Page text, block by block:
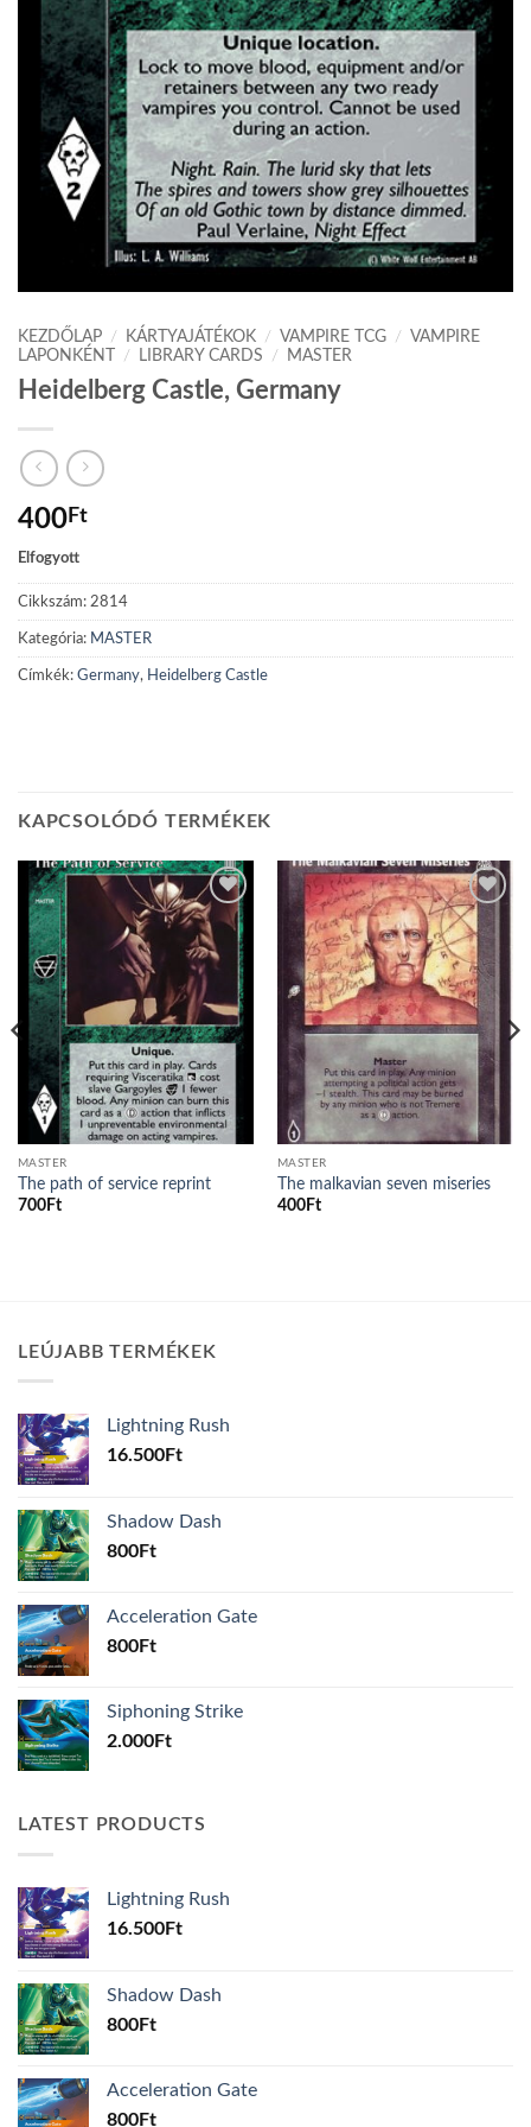
KEZDŐLAP / KÁRTYAJÁTÉKOK / VAMPIRE TCG /
VAMPIRE
LAPONKÉNT
/ LIBRARY CARDS / MASTER
Heidelberg Castle, Germany
400Ft
Elfogyott
Cikkszám: 2814
Kategória: MASTER
Címkék: Germany, Heidelberg Castle
KAPCSOLÓDÓ TERMÉKEK
Add to
wishlist
MASTER
The path of service reprint
700Ft
Add to
wishlist
MASTER
The malkavian seven miseries
400Ft
LEÚJABB TERMÉKEK
Lightning Rush
16.500Ft
Shadow Dash
800Ft
Acceleration Gate
800Ft
Siphoning Strike
2.000Ft
LATEST PRODUCTS
Lightning Rush
16.500Ft
Shadow Dash
800Ft
Acceleration Gate
800Ft